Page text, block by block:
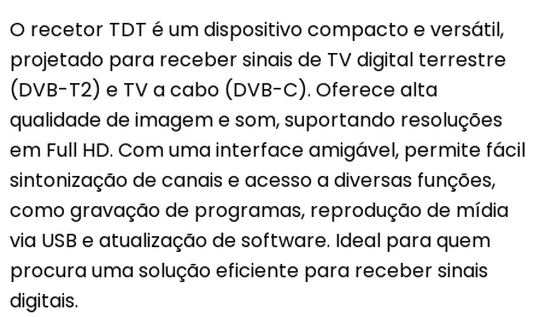
O recetor TDT é um dispositivo compacto e versátil,
projetado para receber sinais de TV digital terrestre
(DVB-T2) e TV a cabo (DVB-C). Oferece alta
qualidade de imagem e som, suportando resoluções
em Full HD. Com uma interface amigável, permite fácil
sintonização de canais e acesso a diversas funções,
como gravação de programas, reprodução de mídia
via USB e atualização de software. Ideal para quem
procura uma solução eficiente para receber sinais
digitais.